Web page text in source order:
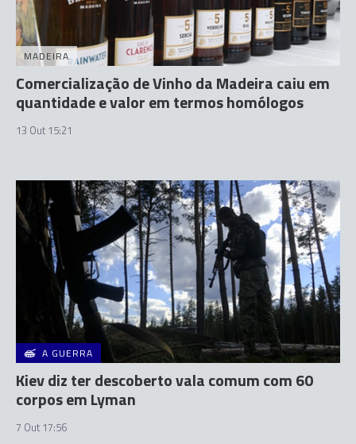
MADEIRA
Comercialização de Vinho da Madeira caiu em
quantidade e valor em termos homólogos
13 Out 15:21
A GUERRA
Kiev diz ter descoberto vala comum com 60
corpos em Lyman
7 Out 17:56